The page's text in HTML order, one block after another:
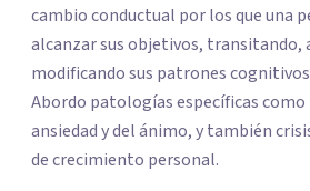
cambio conductual por los que una
alcanzar sus objetivos, transitando,
modificando sus patrones
Abordo patologías específicas
ansiedad y del ánimo, y también
de crecimiento personal.